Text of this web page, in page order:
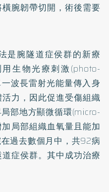
腕韌帶切開，術後需要
是腕隧道症侯群的新療
生物光療刺激(photo-
波長雷射光能量傳入身
力，因此促進受傷組織
部地方顯微循環(micro-
局部組織血氧量且能加
過去數個月中，共92病
症侯群。其中成功治療